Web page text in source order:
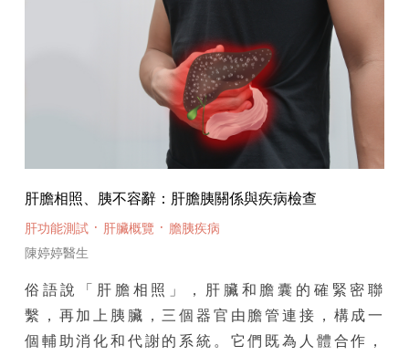
肝膽相照、胰不容辭：肝膽胰關係與疾病檢查
肝功能測試· 肝臟概覽 · 膽胰疾病
陳婷婷醫生
俗語說「肝膽相照」，肝臟和膽囊的確緊密聯
繫，再加上胰臟，三個器官由膽管連接，構成一
個輔助消化和代謝的系統。它們既為人體合作，